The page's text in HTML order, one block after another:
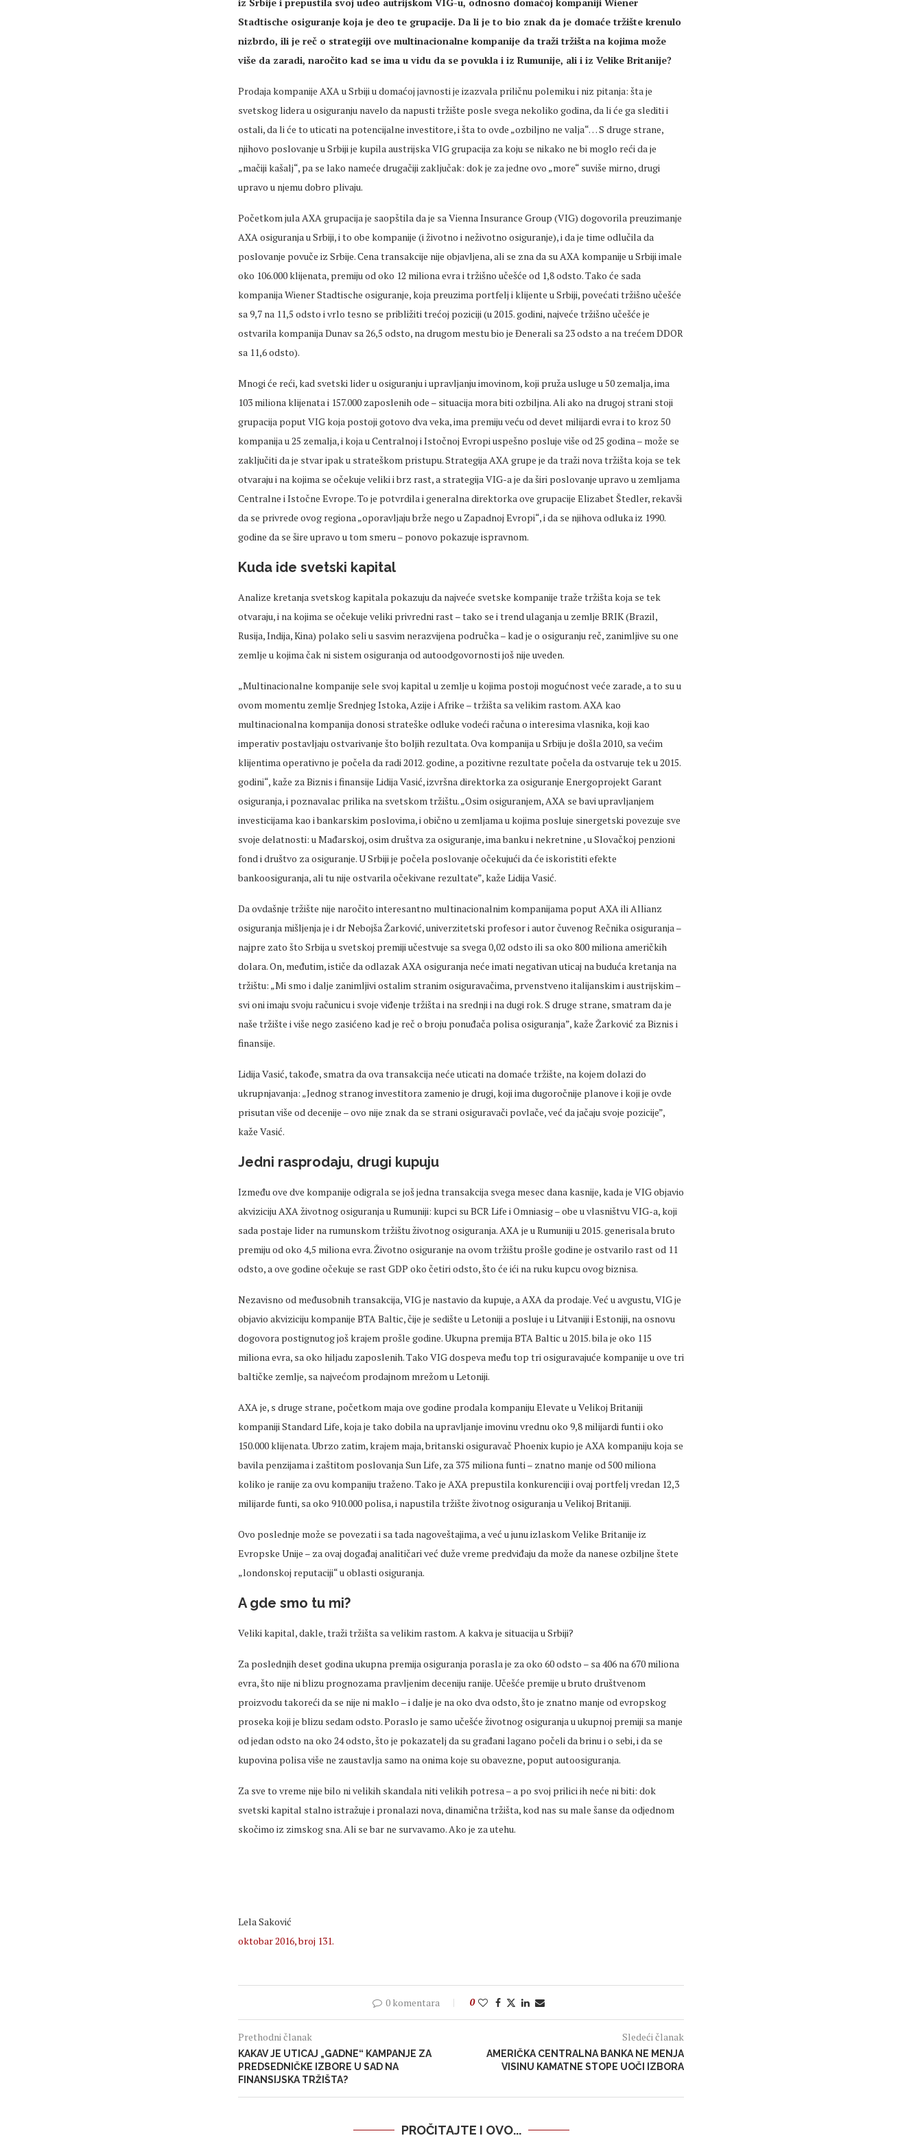
Stadtische osiguranje koja je deo te grupacije. Da li je to bio znak da je domaće tržište krenulo
nizbrdo, ili je reč o strategiji ove multinacionalne kompanije da traži tržišta na kojima može
više da zaradi, naročito kad se ima u vidu da se povukla i iz Rumunije, ali i iz Velike Britanije?
Prodaja kompanije AXA u Srbiji u domaćoj javnosti je izazvala priličnu polemiku i niz pitanja: šta je
svetskog lidera u osiguranju navelo da napusti tržište posle svega nekoliko godina, da li će ga slediti i
ostali, da li će to uticati na potencijalne investitore, i šta to ovde „ozbiljno ne valja“… S druge strane,
njihovo poslovanje u Srbiji je kupila austrijska VIG grupacija za koju se nikako ne bi moglo reći da je
„mačiji kašalj“, pa se lako nameće drugačiji zaključak: dok je za jedne ovo „more“ suviše mirno, drugi
upravo u njemu dobro plivaju.
Početkom jula AXA grupacija je saopštila da je sa Vienna Insurance Group (VIG) dogovorila preuzimanje
AXA osiguranja u Srbiji, i to obe kompanije (i životno i neživotno osiguranje), i da je time odlučila da
poslovanje povuče iz Srbije. Cena transakcije nije objavljena, ali se zna da su AXA kompanije u Srbiji imale
oko 106.000 klijenata, premiju od oko 12 miliona evra i tržišno učešće od 1,8 odsto. Tako će sada
kompanija Wiener Stadtische osiguranje, koja preuzima portfelj i klijente u Srbiji, povećati tržišno učešće
sa 9,7 na 11,5 odsto i vrlo tesno se približiti trećoj poziciji (u 2015. godini, najveće tržišno učešće je
ostvarila kompanija Dunav sa 26,5 odsto, na drugom mestu bio je Đenerali sa 23 odsto a na trećem DDOR
sa 11,6 odsto).
Mnogi će reći, kad svetski lider u osiguranju i upravljanju imovinom, koji pruža usluge u 50 zemalja, ima
103 miliona klijenata i 157.000 zaposlenih ode – situacija mora biti ozbiljna. Ali ako na drugoj strani stoji
grupacija poput VIG koja postoji gotovo dva veka, ima premiju veću od devet milijardi evra i to kroz 50
kompanija u 25 zemalja, i koja u Centralnoj i Istočnoj Evropi uspešno posluje više od 25 godina – može se
zaključiti da je stvar ipak u strateškom pristupu. Strategija AXA grupe je da traži nova tržišta koja se tek
otvaraju i na kojima se očekuje veliki i brz rast, a strategija VIG-a je da širi poslovanje upravo u zemljama
Centralne i Istočne Evrope. To je potvrdila i generalna direktorka ove grupacije Elizabet Štedler, rekavši
da se privrede ovog regiona „oporavljaju brže nego u Zapadnoj Evropi“, i da se njihova odluka iz 1990.
godine da se šire upravo u tom smeru – ponovo pokazuje ispravnom.
Kuda ide svetski kapital
Analize kretanja svetskog kapitala pokazuju da najveće svetske kompanije traže tržišta koja se tek
otvaraju, i na kojima se očekuje veliki privredni rast – tako se i trend ulaganja u zemlje BRIK (Brazil,
Rusija, Indija, Kina) polako seli u sasvim nerazvijena područka – kad je o osiguranju reč, zanimljive su one
zemlje u kojima čak ni sistem osiguranja od autoodgovornosti još nije uveden.
„Multinacionalne kompanije sele svoj kapital u zemlje u kojima postoji mogućnost veće zarade, a to su u
ovom momentu zemlje Srednjeg Istoka, Azije i Afrike – tržišta sa velikim rastom. AXA kao
multinacionalna kompanija donosi strateške odluke vodeći računa o interesima vlasnika, koji kao
imperativ postavljaju ostvarivanje što boljih rezultata. Ova kompanija u Srbiju je došla 2010, sa većim
klijentima operativno je počela da radi 2012. godine, a pozitivne rezultate počela da ostvaruje tek u 2015.
godini“, kaže za Biznis i finansije Lidija Vasić, izvršna direktorka za osiguranje Energoprojekt Garant
osiguranja, i poznavalac prilika na svetskom tržištu. „Osim osiguranjem, AXA se bavi upravljanjem
investicijama kao i bankarskim poslovima, i obično u zemljama u kojima posluje sinergetski povezuje sve
svoje delatnosti: u Mađarskoj, osim društva za osiguranje, ima banku i nekretnine , u Slovačkoj penzioni
fond i društvo za osiguranje. U Srbiji je počela poslovanje očekujući da će iskoristiti efekte
bankoosiguranja, ali tu nije ostvarila očekivane rezultate”, kaže Lidija Vasić.
Da ovdašnje tržište nije naročito interesantno multinacionalnim kompanijama poput AXA ili Allianz
osiguranja mišljenja je i dr Nebojša Žarković, univerzitetski profesor i autor čuvenog Rečnika osiguranja –
najpre zato što Srbija u svetskoj premiji učestvuje sa svega 0,02 odsto ili sa oko 800 miliona američkih
dolara. On, međutim, ističe da odlazak AXA osiguranja neće imati negativan uticaj na buduća kretanja na
tržištu: „Mi smo i dalje zanimljivi ostalim stranim osiguravačima, prvenstveno italijanskim i austrijskim –
svi oni imaju svoju računicu i svoje viđenje tržišta i na srednji i na dugi rok. S druge strane, smatram da je
naše tržište i više nego zasićeno kad je reč o broju ponuđača polisa osiguranja”, kaže Žarković za Biznis i
finansije.
Lidija Vasić, takođe, smatra da ova transakcija neće uticati na domaće tržište, na kojem dolazi do
ukrupnjavanja: „Jednog stranog investitora zamenio je drugi, koji ima dugoročnije planove i koji je ovde
prisutan više od decenije – ovo nije znak da se strani osiguravači povlače, već da jačaju svoje pozicije”,
kaže Vasić.
Jedni rasprodaju, drugi kupuju
Između ove dve kompanije odigrala se još jedna transakcija svega mesec dana kasnije, kada je VIG objavio
akviziciju AXA životnog osiguranja u Rumuniji: kupci su BCR Life i Omniasig – obe u vlasništvu VIG-a, koji
sada postaje lider na rumunskom tržištu životnog osiguranja. AXA je u Rumuniji u 2015. generisala bruto
premiju od oko 4,5 miliona evra. Životno osiguranje na ovom tržištu prošle godine je ostvarilo rast od 11
odsto, a ove godine očekuje se rast GDP oko četiri odsto, što će ići na ruku kupcu ovog biznisa.
Nezavisno od međusobnih transakcija, VIG je nastavio da kupuje, a AXA da prodaje. Već u avgustu, VIG je
objavio akviziciju kompanije BTA Baltic, čije je sedište u Letoniji a posluje i u Litvaniji i Estoniji, na osnovu
dogovora postignutog još krajem prošle godine. Ukupna premija BTA Baltic u 2015. bila je oko 115
miliona evra, sa oko hiljadu zaposlenih. Tako VIG dospeva među top tri osiguravajuće kompanije u ove tri
baltičke zemlje, sa najvećom prodajnom mrežom u Letoniji.
AXA je, s druge strane, početkom maja ove godine prodala kompaniju Elevate u Velikoj Britaniji
kompaniji Standard Life, koja je tako dobila na upravljanje imovinu vrednu oko 9,8 milijardi funti i oko
150.000 klijenata. Ubrzo zatim, krajem maja, britanski osiguravač Phoenix kupio je AXA kompaniju koja se
bavila penzijama i zaštitom poslovanja Sun Life, za 375 miliona funti – znatno manje od 500 miliona
koliko je ranije za ovu kompaniju traženo. Tako je AXA prepustila konkurenciji i ovaj portfelj vredan 12,3
milijarde funti, sa oko 910.000 polisa, i napustila tržište životnog osiguranja u Velikoj Britaniji.
Ovo poslednje može se povezati i sa tada nagoveštajima, a već u junu izlaskom Velike Britanije iz
Evropske Unije – za ovaj događaj analitičari već duže vreme predviđaju da može da nanese ozbiljne štete
„londonskoj reputaciji“ u oblasti osiguranja.
A gde smo tu mi?
Veliki kapital, dakle, traži tržišta sa velikim rastom. A kakva je situacija u Srbiji?
Za poslednjih deset godina ukupna premija osiguranja porasla je za oko 60 odsto – sa 406 na 670 miliona
evra, što nije ni blizu prognozama pravljenim deceniju ranije. Učešće premije u bruto društvenom
proizvodu takoreći da se nije ni maklo – i dalje je na oko dva odsto, što je znatno manje od evropskog
proseka koji je blizu sedam odsto. Poraslo je samo učešće životnog osiguranja u ukupnoj premiji sa manje
od jedan odsto na oko 24 odsto, što je pokazatelj da su građani lagano počeli da brinu i o sebi, i da se
kupovina polisa više ne zaustavlja samo na onima koje su obavezne, poput autoosiguranja.
Za sve to vreme nije bilo ni velikih skandala niti velikih potresa – a po svoj prilici ih neće ni biti: dok
svetski kapital stalno istražuje i pronalazi nova, dinamična tržišta, kod nas su male šanse da odjednom
skočimo iz zimskog sna. Ali se bar ne survavamo. Ako je za utehu.
Lela Saković
oktobar 2016, broj 131.
0 komentara 0
Prethodni članak
KAKAV JE UTICAJ „GADNE“ KAMPANJE ZA
PREDSEDNIČKE IZBORE U SAD NA
FINANSIJSKA TRŽIŠTA?
Sledeći članak
AMERIČKA CENTRALNA BANKA NE MENJA
VISINU KAMATNE STOPE UOČI IZBORA
PROČITAJTE I OVO...